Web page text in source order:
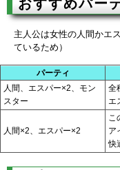
おすすめパー
主人公は女性の人間かエ
ているため）
パーティ
人間、エスパー×2、モン
スター
全
エ
人間×2、エスパー×2
こ
ア
快